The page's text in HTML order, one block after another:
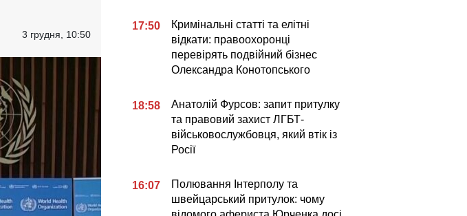
3 грудня, 10:50
17:50
Кримінальні статті та елітні
відкати: правоохоронці
перевірять подвійний бізнес
Олександра Конотопського
18:58
Анатолій Фурсов: запит притулку
та правовий захист ЛГБТ-
військовослужбовця, який втік із
Росії
16:07
Полювання Інтерполу та
швейцарський притулок: чому